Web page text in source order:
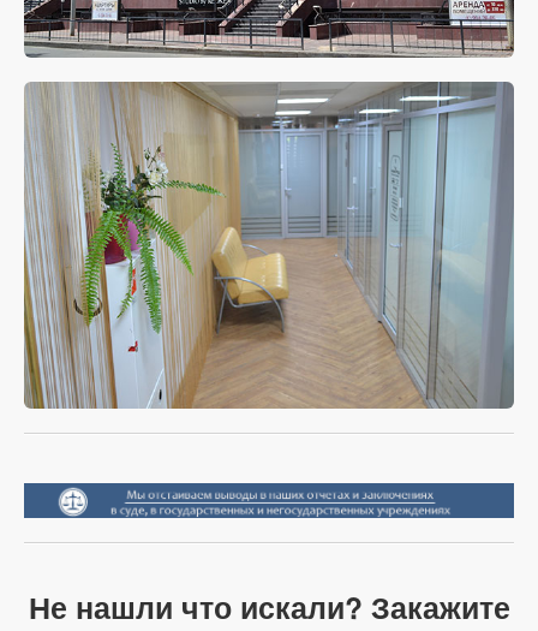
Не нашли что искали? Закажите